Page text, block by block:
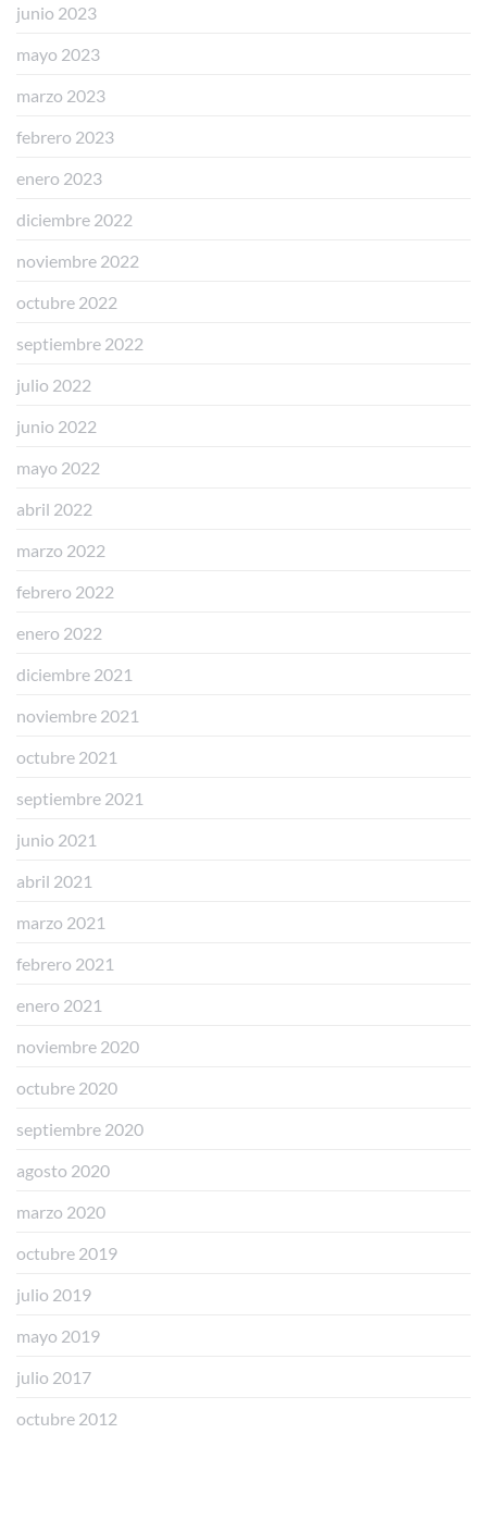
junio 2023
mayo 2023
marzo 2023
febrero 2023
enero 2023
diciembre 2022
noviembre 2022
octubre 2022
septiembre 2022
julio 2022
junio 2022
mayo 2022
abril 2022
marzo 2022
febrero 2022
enero 2022
diciembre 2021
noviembre 2021
octubre 2021
septiembre 2021
junio 2021
abril 2021
marzo 2021
febrero 2021
enero 2021
noviembre 2020
octubre 2020
septiembre 2020
agosto 2020
marzo 2020
octubre 2019
julio 2019
mayo 2019
julio 2017
octubre 2012